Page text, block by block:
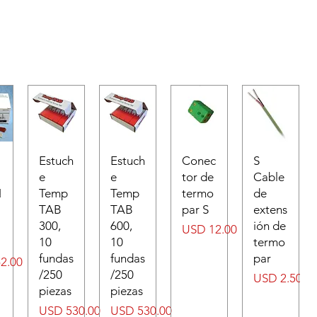
Estuch
e
Temp
TAB
300,
10
fundas
/250
piezas
Precio
USD 530.00
Estuch
e
Temp
TAB
600,
10
fundas
/250
piezas
Precio
USD 530.00
Conec
tor de
termo
par S
Precio
USD 12.00
S
Cable
de
extens
ión de
termo
par
Precio
USD 2.50